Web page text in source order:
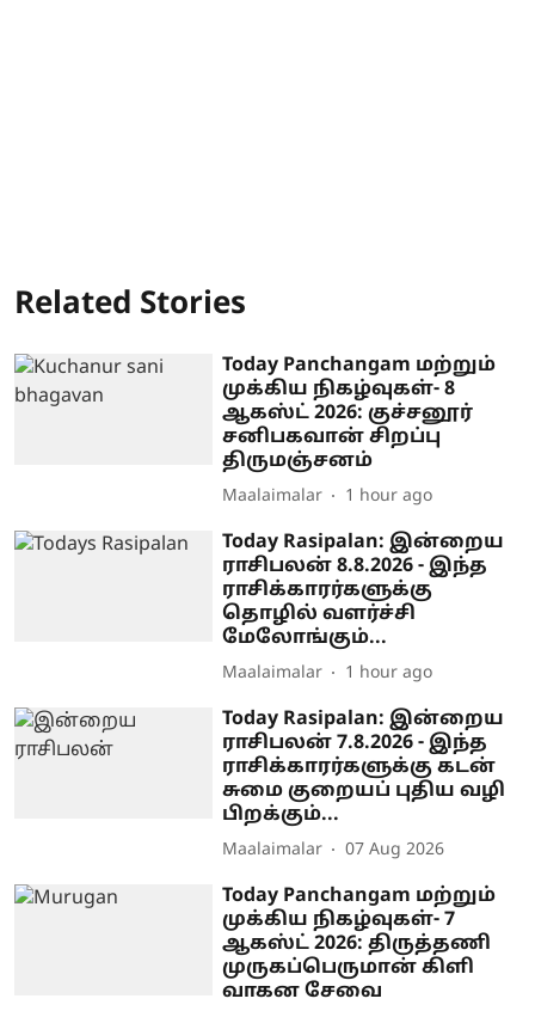
Related Stories
Today Panchangam மற்றும்
முக்கிய நிகழ்வுகள்- 8
ஆகஸ்ட் 2026: குச்சனூர்
சனிபகவான் சிறப்பு
திருமஞ்சனம்
Maalaimalar 1 hour ago
Today Rasipalan: இன்றைய
ராசிபலன் 8.8.2026 - இந்த
ராசிக்காரர்களுக்கு
தொழில் வளர்ச்சி
மேலோங்கும்...
Maalaimalar 1 hour ago
Today Rasipalan: இன்றைய
ராசிபலன் 7.8.2026 - இந்த
ராசிக்காரர்களுக்கு கடன்
சுமை குறையப் புதிய வழி
பிறக்கும்...
Maalaimalar 07 Aug 2026
Today Panchangam மற்றும்
முக்கிய நிகழ்வுகள்- 7
ஆகஸ்ட் 2026: திருத்தணி
முருகப்பெருமான் கிளி
வாகன சேவை